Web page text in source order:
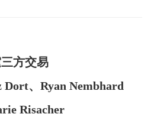
方交易
、Ryan Nembhard
Risacher